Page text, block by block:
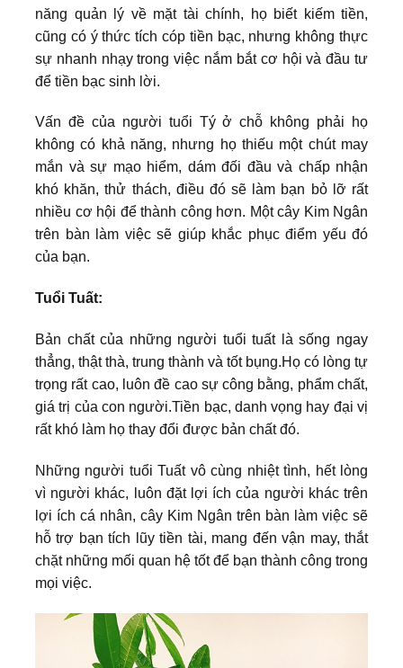
năng quản lý về mặt tài chính, họ biết kiếm tiền,
cũng có ý thức tích cóp tiền bạc, nhưng không thực
sự nhanh nhạy trong việc nắm bắt cơ hội và đầu tư
để tiền bạc sinh lời.
Vấn đề của người tuổi Tý ở chỗ không phải họ
không có khả năng, nhưng họ thiếu một chút may
mắn và sự mạo hiểm, dám đối đầu và chấp nhận
khó khăn, thử thách, điều đó sẽ làm bạn bỏ lỡ rất
nhiều cơ hội để thành công hơn. Một cây Kim Ngân
trên bàn làm việc sẽ giúp khắc phục điểm yếu đó
của bạn.
Tuổi Tuất:
Bản chất của những người tuổi tuất là sống ngay
thẳng, thật thà, trung thành và tốt bụng.Họ có lòng tự
trọng rất cao, luôn đề cao sự công bằng, phẩm chất,
giá trị của con người.Tiền bạc, danh vọng hay đại vị
rất khó làm họ thay đổi được bản chất đó.
Những người tuổi Tuất vô cùng nhiệt tình, hết lòng
vì người khác, luôn đặt lợi ích của người khác trên
lợi ích cá nhân, cây Kim Ngân trên bàn làm việc sẽ
hỗ trợ bạn tích lũy tiền tài, mang đến vận may, thắt
chặt những mối quan hệ tốt để bạn thành công trong
mọi việc.